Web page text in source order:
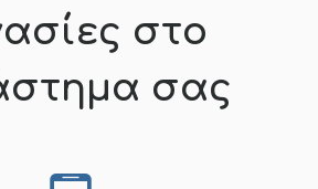
στο
σας